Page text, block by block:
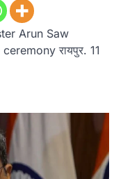
Arun Saw
रायपुर. 11